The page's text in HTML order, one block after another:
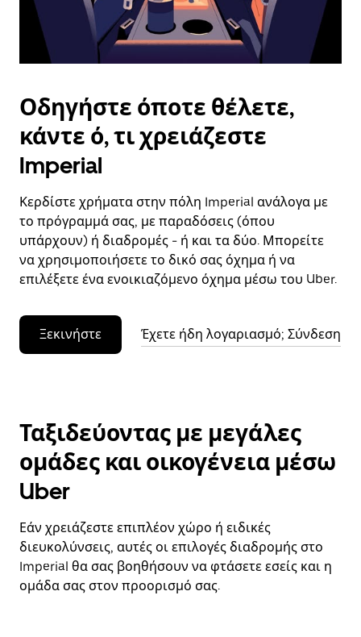
ημερολόγιο.
Οδηγήστε όποτε θέλετε,
κάντε ό, τι χρειάζεστε
Imperial
Κερδίστε χρήματα στην πόλη Imperial ανάλογα με
το πρόγραμμά σας, με παραδόσεις (όπου
υπάρχουν) ή διαδρομές - ή και τα δύο. Μπορείτε
να χρησιμοποιήσετε το δικό σας όχημα ή να
επιλέξετε ένα ενοικιαζόμενο όχημα μέσω του Uber.
Ξεκινήστε Έχετε ήδη λογαριασμό; Σύνδεση
Ταξιδεύοντας με μεγάλες
ομάδες και οικογένεια μέσω
Uber
Εάν χρειάζεστε επιπλέον χώρο ή ειδικές
διευκολύνσεις, αυτές οι επιλογές διαδρομής στο
Imperial θα σας βοηθήσουν να φτάσετε εσείς και η
ομάδα σας στον προορισμό σας.